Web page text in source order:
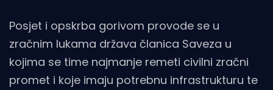
Posjet i opskrba gorivom provode se u
zračnim lukama država članica Saveza u
kojima se time najmanje remeti civilni zračni
promet i koje imaju potrebnu infrastrukturu te